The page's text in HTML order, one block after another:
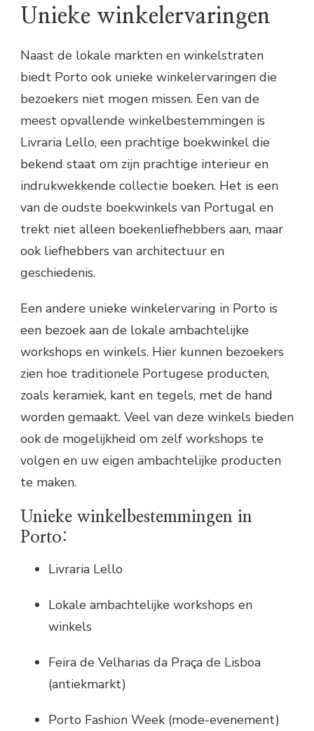
Unieke winkelervaringen
Naast de lokale markten en winkelstraten
biedt Porto ook unieke winkelervaringen die
bezoekers niet mogen missen. Een van de
meest opvallende winkelbestemmingen is
Livraria Lello, een prachtige boekwinkel die
bekend staat om zijn prachtige interieur en
indrukwekkende collectie boeken. Het is een
van de oudste boekwinkels van Portugal en
trekt niet alleen boekenliefhebbers aan, maar
ook liefhebbers van architectuur en
geschiedenis.
Een andere unieke winkelervaring in Porto is
een bezoek aan de lokale ambachtelijke
workshops en winkels. Hier kunnen bezoekers
zien hoe traditionele Portugese producten,
zoals keramiek, kant en tegels, met de hand
worden gemaakt. Veel van deze winkels bieden
ook de mogelijkheid om zelf workshops te
volgen en uw eigen ambachtelijke producten
te maken.
Unieke winkelbestemmingen in
Porto:
Livraria Lello
Lokale ambachtelijke workshops en
winkels
Feira de Velharias da Praça de Lisboa
(antiekmarkt)
Porto Fashion Week (mode-evenement)